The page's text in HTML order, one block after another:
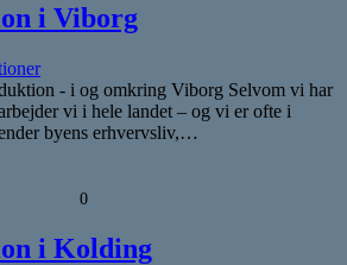
i Viborg
- i og omkring Viborg Selvom vi har
vi i hele landet – og vi er ofte i
byens erhvervsliv,…
0
i Kolding